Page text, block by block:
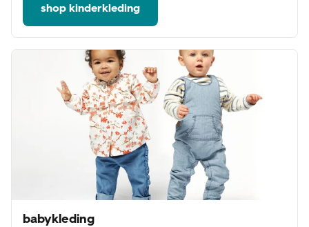
shop kinderkleding
babykleding